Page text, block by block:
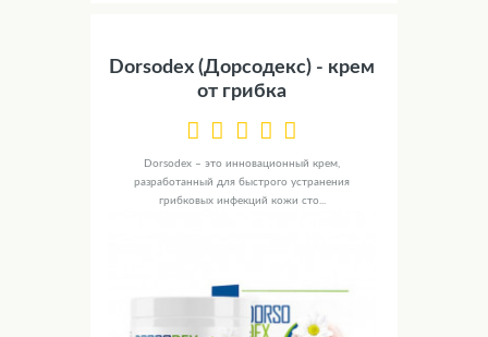
Dorsodex (Дорсодекс) - крем
от грибка
Dorsodex – это инновационный крем,
разработанный для быстрого устранения
грибковых инфекций кожи сто...